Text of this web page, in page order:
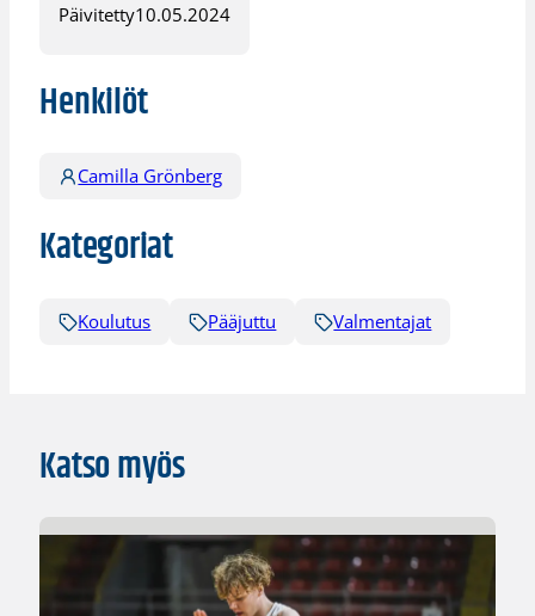
Päivitetty10.05.2024
Henkilöt
Camilla Grönberg
Kategoriat
Koulutus Pääjuttu Valmentajat
Katso myös